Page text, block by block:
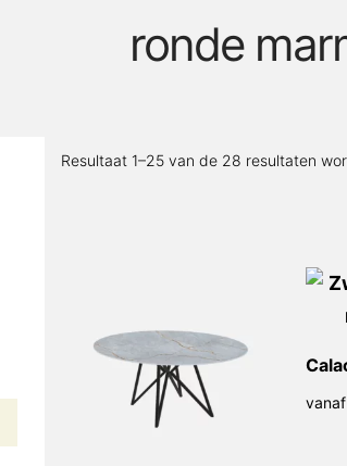
ronde
Resultaat 1–25 van de 28 resultaten
vanaf